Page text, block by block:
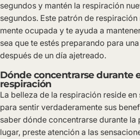
segundos y mantén la respiración
segundos. Este patrón de
mente ocupada y te ayuda a
sea que te estés preparando para
después de un día ajetreado.
Dónde concentrarse durante
respiración
La belleza de la respiración reside
para sentir verdaderamente sus
saber dónde concentrarse durante la
lugar, preste atención a las